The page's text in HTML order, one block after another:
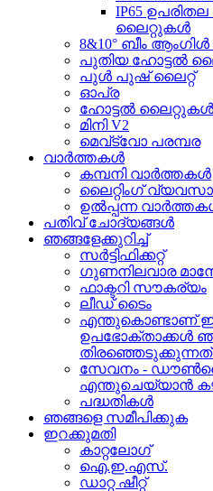
IP65
ലൈറ്റുകൾ
8&10° ബീം
പുതിയ ഹോട്ടൽ
പുൾ പുഷ് ലൈറ്റ്
ഓപ്ര
ഹോട്ടൽ
മിനി V2
മെവ്‌ട്വോ പരമ്പര
വാർത്തകൾ
കമ്പനി വാർത്തകൾ
ലൈറ്റിംഗ്
ഉൽപ്പന്ന
പതിവ് ചോദ്യങ്ങൾ
ഞങ്ങളേക്കുറിച്ച്
സർട്ടിഫിക്കറ്റ്
ഗുണനിലവാര
ഫാക്ടറി സൗകര്യം
ലീഡ് ടൈം
എന്തുകൊണ്ടാണ്
ഉപഭോക്താക്കൾ
സേവനം -
എന്തുചെയ്യാൻ
പദ്ധതികൾ
ഞങ്ങളെ സമീപിക്കുക
ഇറക്കുമതി
കാറ്റലോഗ്
ഐ.ഇ.എസ്.
ഡാറ്റ ഷീറ്റ്